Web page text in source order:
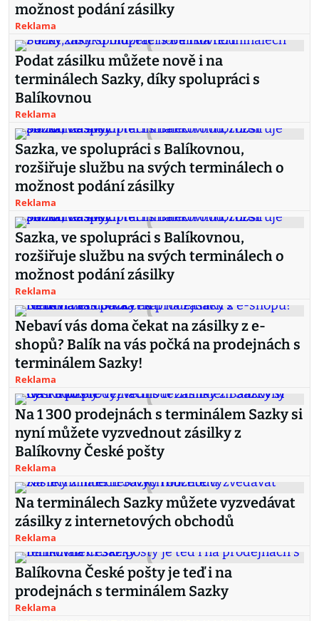
možnost podání zásilky
Reklama
Podat zásilku můžete nově i na
terminálech Sazky, díky spolupráci s
Balíkovnou
Reklama
Sazka, ve spolupráci s Balíkovnou,
rozšiřuje službu na svých terminálech o
možnost podání zásilky
Reklama
Sazka, ve spolupráci s Balíkovnou,
rozšiřuje službu na svých terminálech o
možnost podání zásilky
Reklama
Nebaví vás doma čekat na zásilky z e-
shopů? Balík na vás počká na prodejnách s
terminálem Sazky!
Reklama
Na 1 300 prodejnách s terminálem Sazky si
nyní můžete vyzvednout zásilky z
Balíkovny České pošty
Reklama
Na terminálech Sazky můžete vyzvedávat
zásilky z internetových obchodů
Reklama
Balíkovna České pošty je teď i na
prodejnách s terminálem Sazky
Reklama